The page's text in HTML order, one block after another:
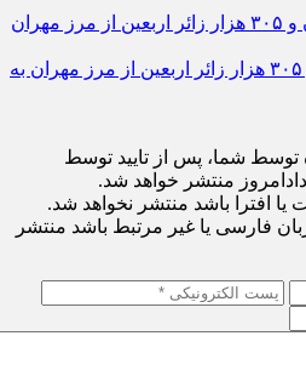
بازگشت بیش از یک میلیون و ۳۰۵ هزار زائر اربعین از مرز مهران به
توسط شما، پس از تایید توسط
منتشر خواهد شد.
یا افترا باشد منتشر نخواهد شد.
فارسی یا غیر مرتبط باشد منتشر